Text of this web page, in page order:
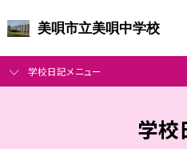
美唄市立美唄中学校
学校日記メニュー
学校